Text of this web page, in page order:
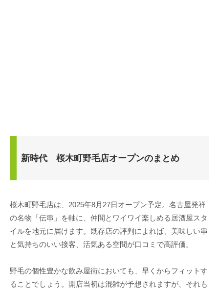
新時代 桜木町野毛店オープンのまとめ
桜木町野毛店は、2025年8月27日オープン予定。名古屋発祥
の名物「伝串」を軸に、仲間とワイワイ楽しめる居酒屋スタ
イルを地元に届けます。既存店の評判によれば、美味しい串
と気持ちのいい接客、活気ある空間が口コミで高評価。
野毛の個性豊かな飲み屋街においても、早くからフィットす
ることでしょう。開店当初は混雑が予想されますが、それも